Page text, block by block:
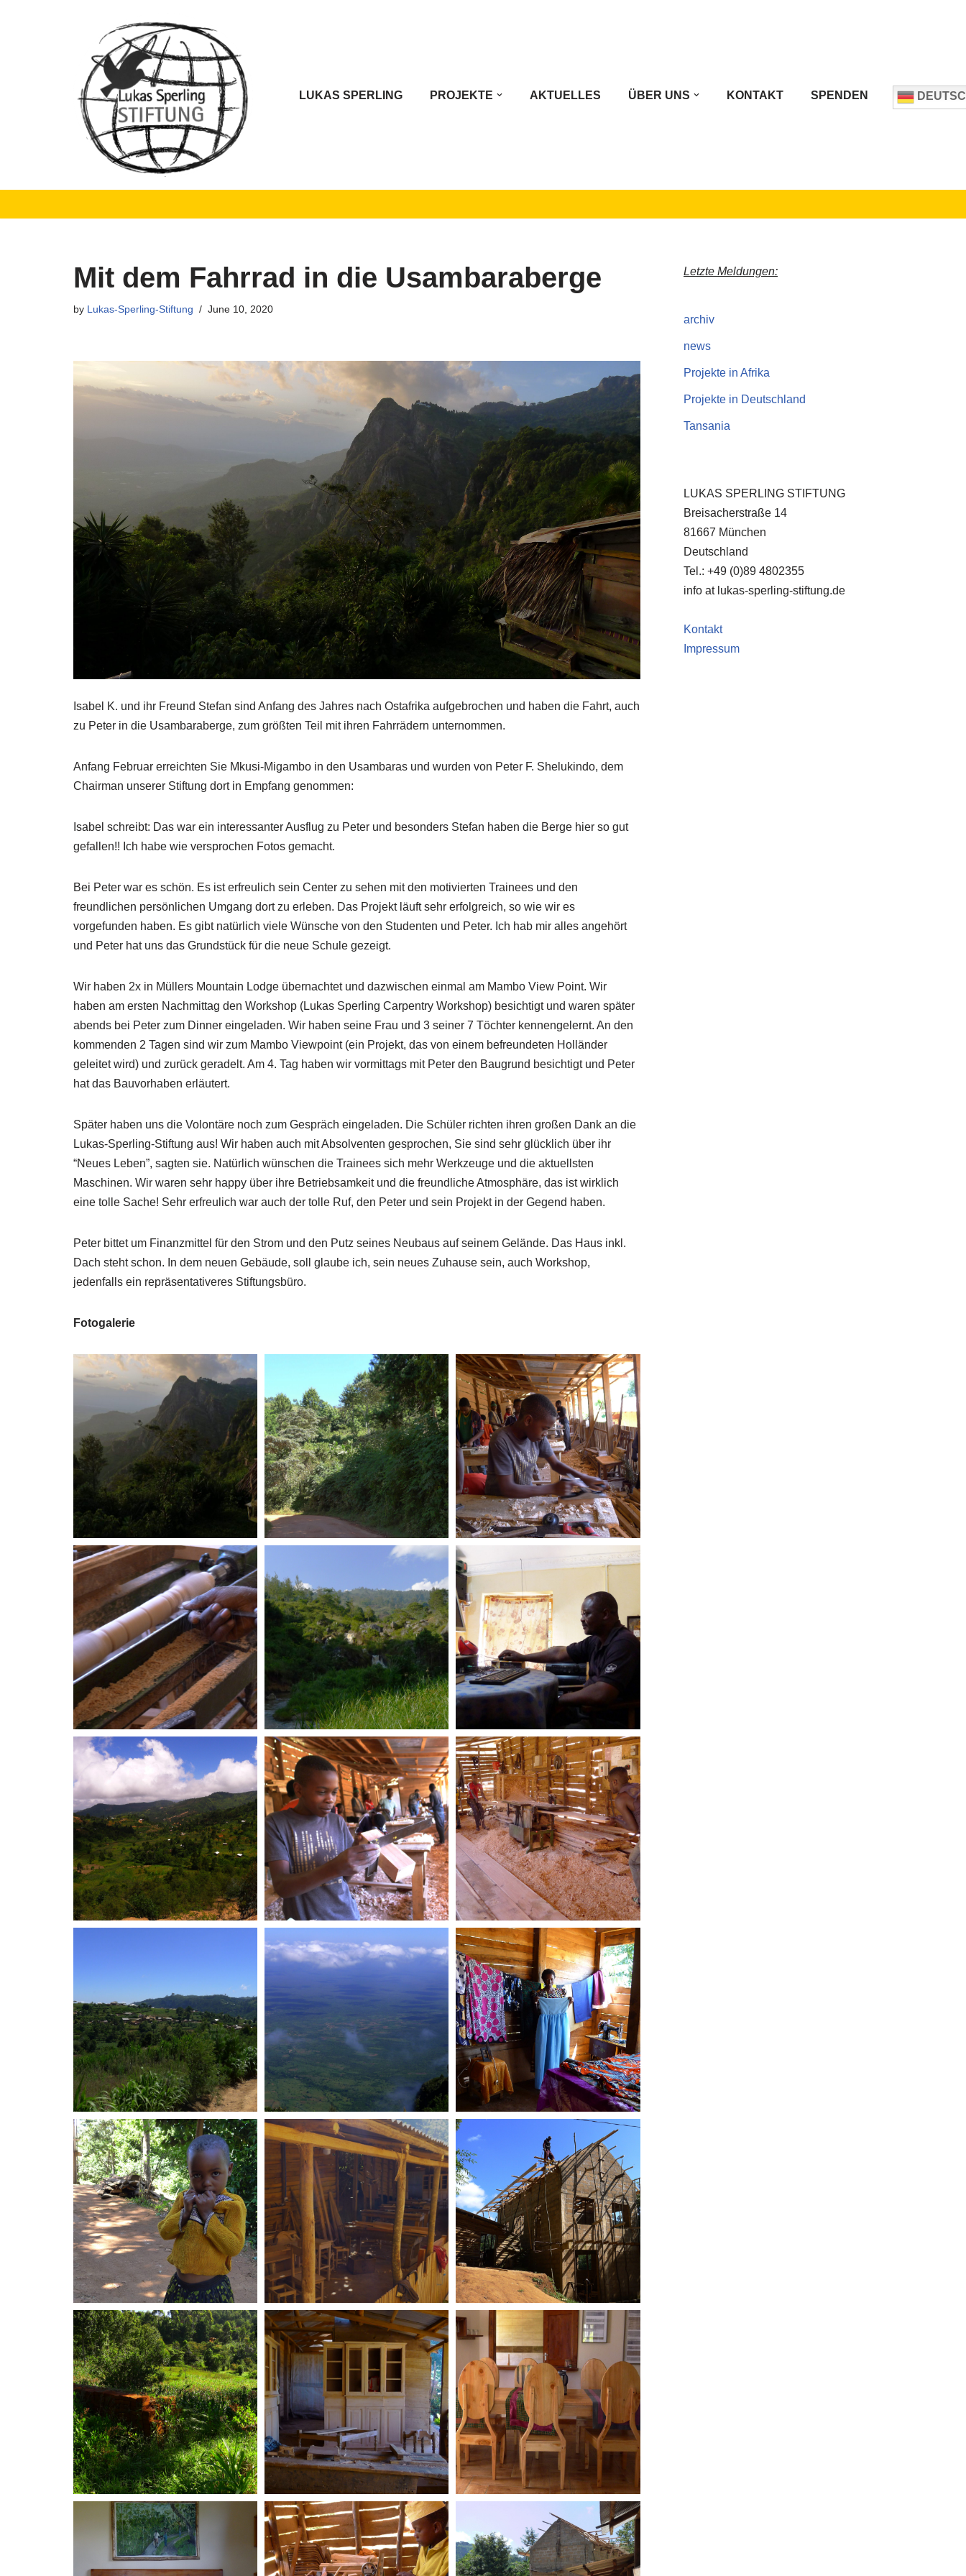
LUKAS SPERLING
PROJEKTE AKTUELLES ÜBER UNS KONTAKT SPENDEN
Mit dem Fahrrad in die Usambaraberge
by Lukas-Sperling-Stiftung June 10, 2020
Isabel K. und ihr Freund Stefan sind Anfang des Jahres nach Ostafrika aufgebrochen und haben die Fahrt, auch
zu Peter in die Usambaraberge, zum größten Teil mit ihren Fahrrädern unternommen.
Anfang Februar erreichten Sie Mkusi-Migambo in den Usambaras und wurden von Peter F. Shelukindo, dem
Chairman unserer Stiftung dort in Empfang genommen:
Isabel schreibt: Das war ein interessanter Ausflug zu Peter und besonders Stefan haben die Berge hier so gut
gefallen!! Ich habe wie versprochen Fotos gemacht.
Bei Peter war es schön. Es ist erfreulich sein Center zu sehen mit den motivierten Trainees und den
freundlichen persönlichen Umgang dort zu erleben. Das Projekt läuft sehr erfolgreich, so wie wir es
vorgefunden haben. Es gibt natürlich viele Wünsche von den Studenten und Peter. Ich hab mir alles angehört
und Peter hat uns das Grundstück für die neue Schule gezeigt.
Wir haben 2x in Müllers Mountain Lodge übernachtet und dazwischen einmal am Mambo View Point. Wir
haben am ersten Nachmittag den Workshop (Lukas Sperling Carpentry Workshop) besichtigt und waren später
abends bei Peter zum Dinner eingeladen. Wir haben seine Frau und 3 seiner 7 Töchter kennengelernt. An den
kommenden 2 Tagen sind wir zum Mambo Viewpoint (ein Projekt, das von einem befreundeten Holländer
geleitet wird) und zurück geradelt. Am 4. Tag haben wir vormittags mit Peter den Baugrund besichtigt und Peter
hat das Bauvorhaben erläutert.
Später haben uns die Volontäre noch zum Gespräch eingeladen. Die Schüler richten ihren großen Dank an die
Lukas-Sperling-Stiftung aus! Wir haben auch mit Absolventen gesprochen, Sie sind sehr glücklich über ihr
“Neues Leben”, sagten sie. Natürlich wünschen die Trainees sich mehr Werkzeuge und die aktuellsten
Maschinen. Wir waren sehr happy über ihre Betriebsamkeit und die freundliche Atmosphäre, das ist wirklich
eine tolle Sache! Sehr erfreulich war auch der tolle Ruf, den Peter und sein Projekt in der Gegend haben.
Peter bittet um Finanzmittel für den Strom und den Putz seines Neubaus auf seinem Gelände. Das Haus inkl.
Dach steht schon. In dem neuen Gebäude, soll glaube ich, sein neues Zuhause sein, auch Workshop,
jedenfalls ein repräsentativeres Stiftungsbüro.
Fotogalerie
Landschaft
Grundstück gegenüber
Peters Workshop
Workshop Schreinerei in
action
Workshop Schreinerei Landschaft Workshop Büro
Landschaft Workshop Schreinerei Workshop Schreinerei
Landschaft Landschaft Workshop Schneiderei
Peters Jüngste Tochter Workshop Schreinerei Workshop Neubau
Letzte Meldungen:
archiv
news
Projekte in Afrika
Projekte in Deutschland
Tansania
LUKAS SPERLING STIFTUNG
Breisacherstraße 14
81667 München
Deutschland
Tel.: +49 (0)89 4802355
info at lukas-sperling-stiftung.de
Kontakt
Impressum